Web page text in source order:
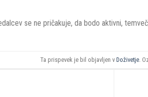
se ne pričakuje, da bodo aktivni,
Ta prispevek je bil objavljen vDoživetje .